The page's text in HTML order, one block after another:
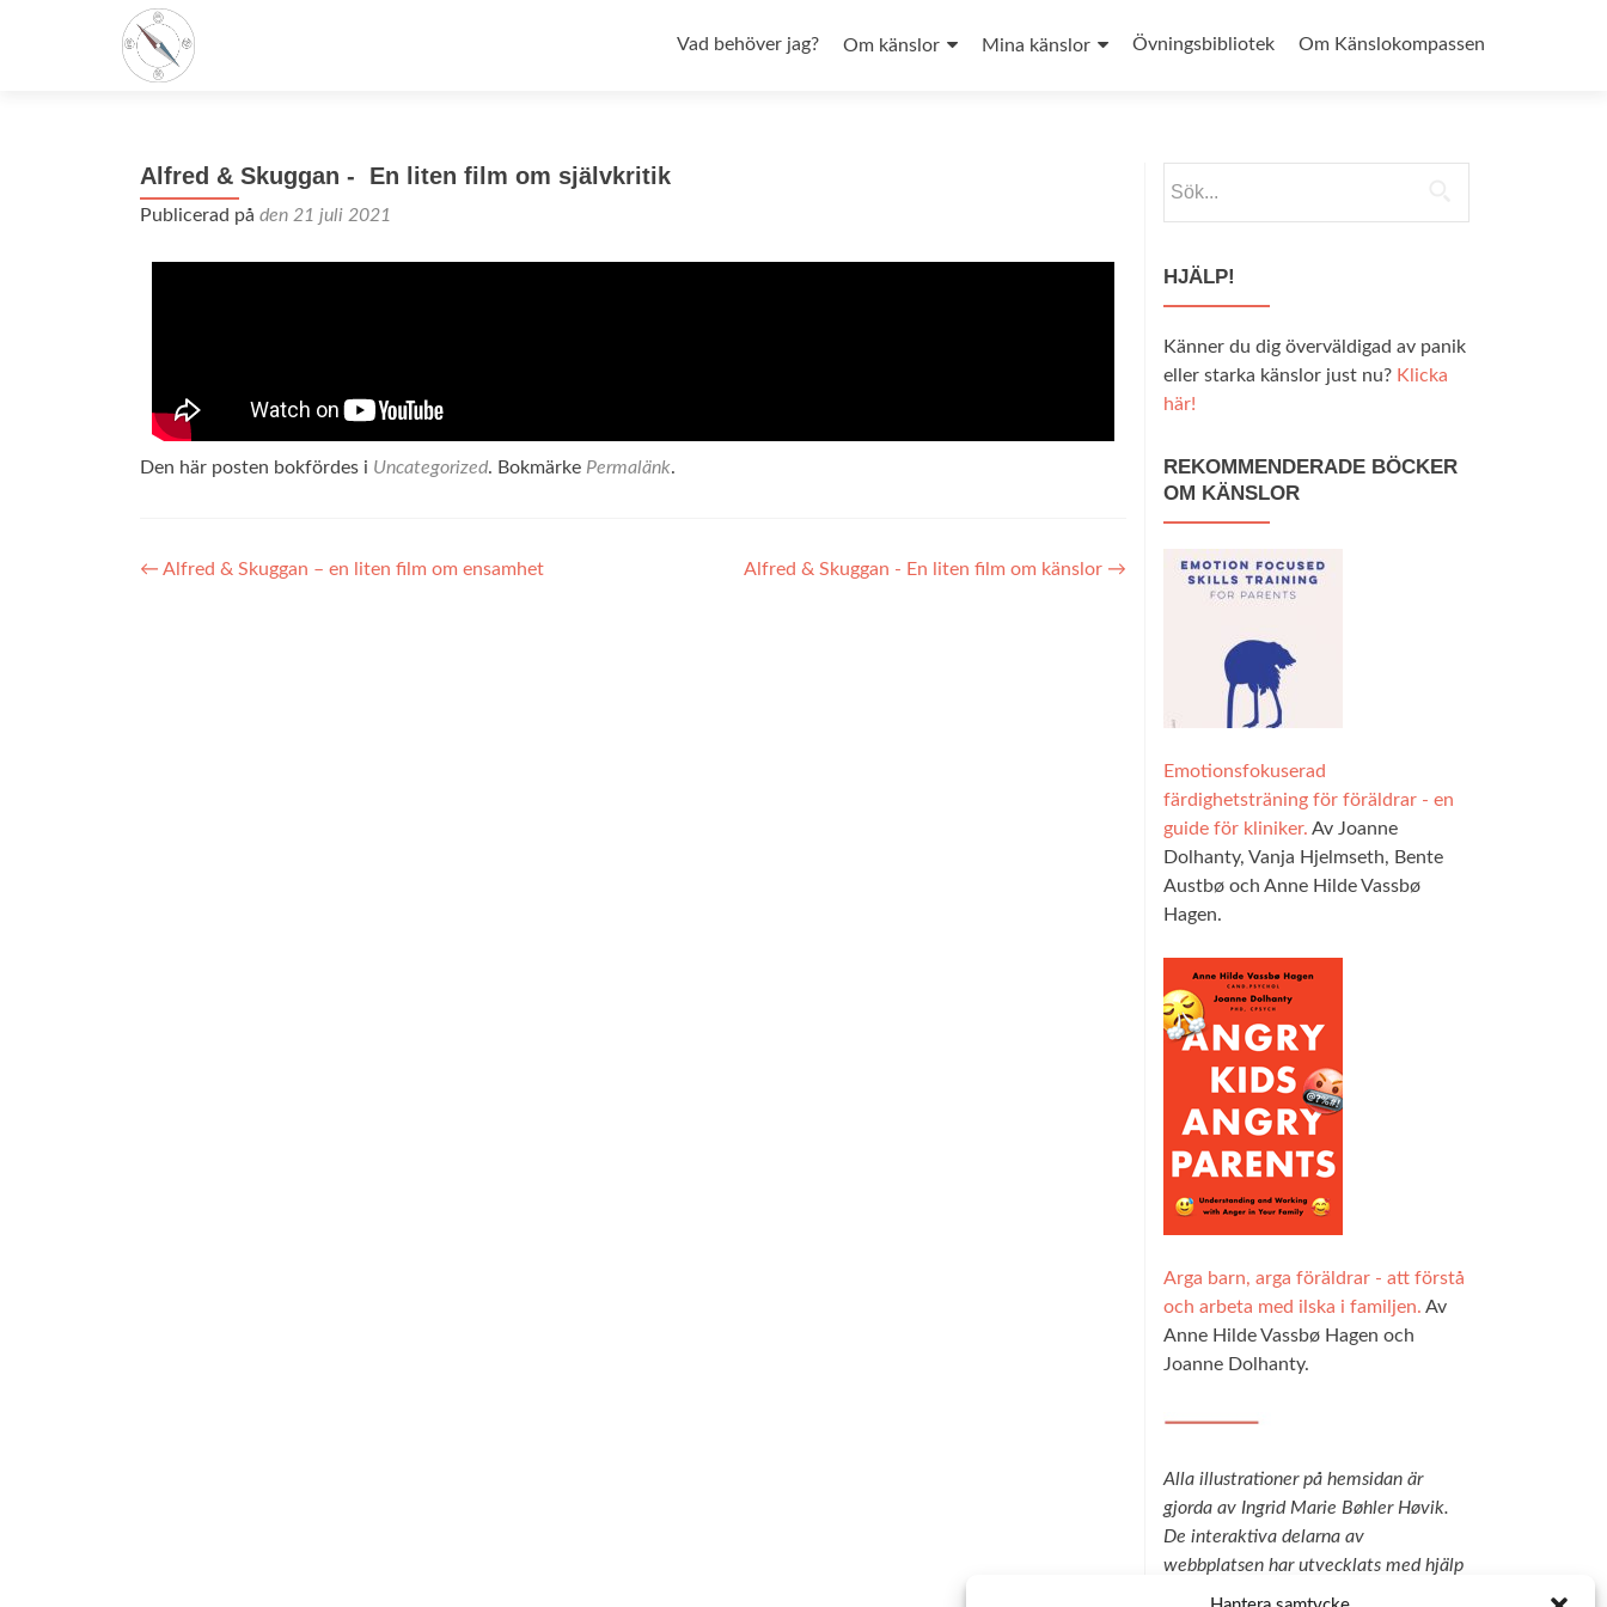
Vad behöver jag? Om känslor Mina känslor Övningsbibliotek Om Känslokompassen
Alfred & Skuggan - En liten film om självkritik
Publicerad på den 21 juli 2021
Den här posten bokfördes i Uncategorized. Bokmärke Permalänk.
← Alfred & Skuggan – en liten film om ensamhet Alfred & Skuggan - En liten film om känslor →
HJÄLP!
Känner du dig överväldigad av panik
eller starka känslor just nu? Klicka
här!
REKOMMENDERADE BÖCKER
OM KÄNSLOR
Emotionsfokuserad
färdighetsträning för föräldrar - en
guide för kliniker. Av Joanne
Dolhanty, Vanja Hjelmseth, Bente
Austbø och Anne Hilde Vassbø
Hagen.
Arga barn, arga föräldrar - att förstå
och arbeta med ilska i familjen. Av
Anne Hilde Vassbø Hagen och
Joanne Dolhanty.
Alla illustrationer på hemsidan är
gjorda av Ingrid Marie Bøhler Høvik.
De interaktiva delarna av
webbplatsen har utvecklats med hjälp
av teknik från Explorable, och vi är